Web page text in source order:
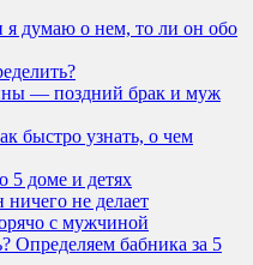
думаю о нем, то ли он обо
— поздний брак и муж
быстро узнать, о чем
5 доме и детях
не делает
с мужчиной
Определяем бабника за 5